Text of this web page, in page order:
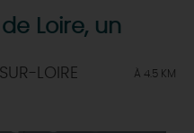
Loire, un
LOIRE À 4.5 KM